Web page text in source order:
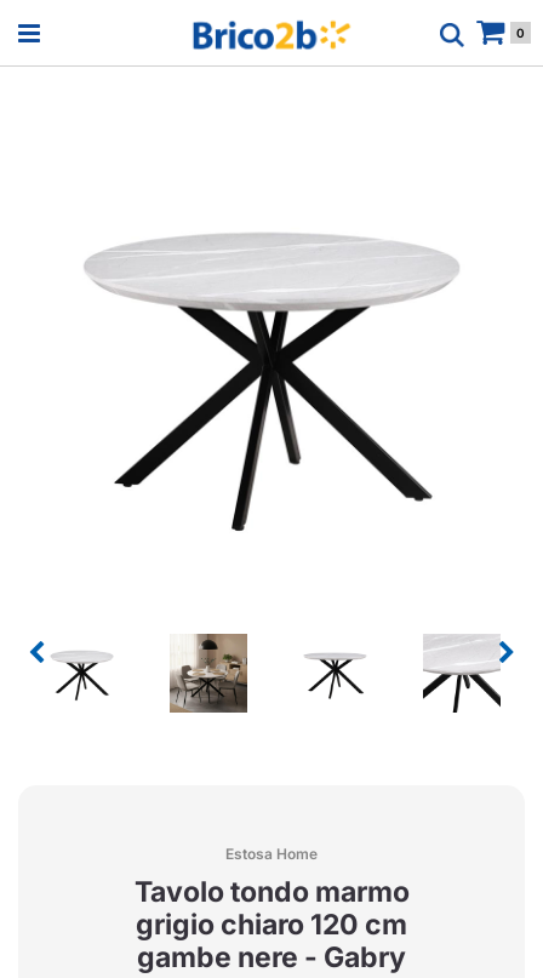
Open menu 0
Estosa Home
Tavolo tondo marmo
grigio chiaro 120 cm
gambe nere - Gabry